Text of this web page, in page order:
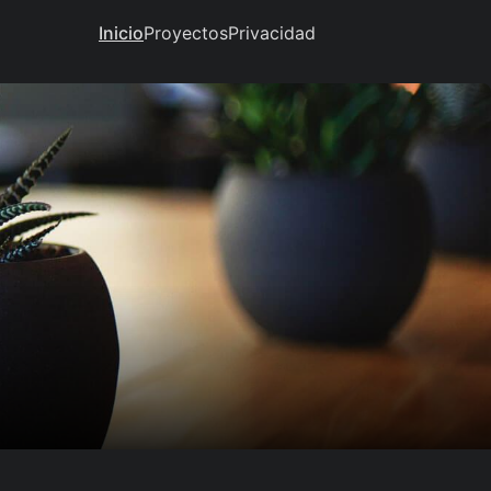
InicioProyectosPrivacidad